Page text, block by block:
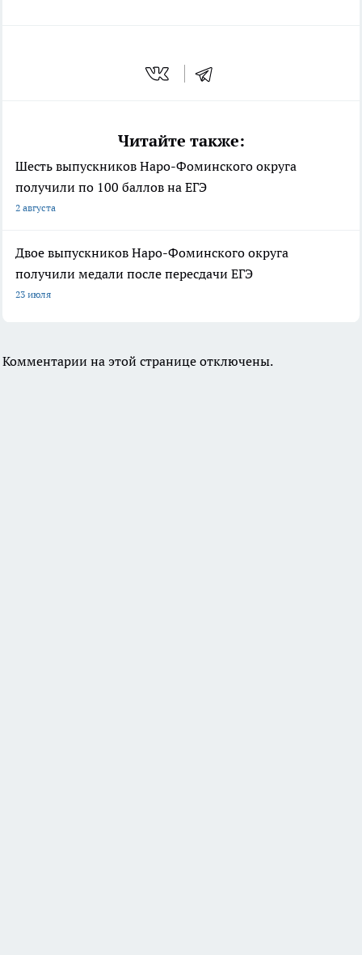
Читайте также:
Шесть выпускников Наро-Фоминского округа
получили по 100 баллов на ЕГЭ
2 августа
Двое выпускников Наро-Фоминского округа
получили медали после пересдачи ЕГЭ
23 июля
Комментарии на этой странице отключены.